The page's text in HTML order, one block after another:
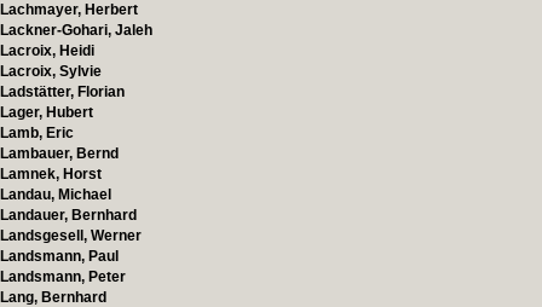
Lachmayer, Herbert
Lackner-Gohari, Jaleh
Lacroix, Heidi
Lacroix, Sylvie
Ladstätter, Florian
Lager, Hubert
Lamb, Eric
Lambauer, Bernd
Lamnek, Horst
Landau, Michael
Landauer, Bernhard
Landsgesell, Werner
Landsmann, Paul
Landsmann, Peter
Lang, Bernhard